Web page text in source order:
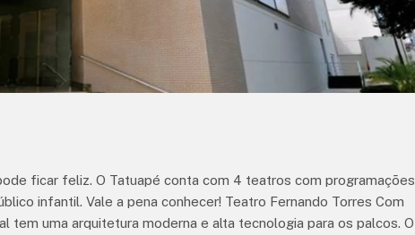
ficar feliz. O Tatuapé conta com 4 teatros com programações
infantil. Vale a pena conhecer! Teatro Fernando Torres Com
tem uma arquitetura moderna e alta tecnologia para os palcos. O